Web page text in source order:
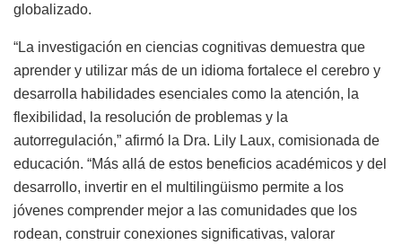
globalizado.
“La investigación en ciencias cognitivas demuestra que
aprender y utilizar más de un idioma fortalece el cerebro y
desarrolla habilidades esenciales como la atención, la
flexibilidad, la resolución de problemas y la
autorregulación,” afirmó la Dra. Lily Laux, comisionada de
educación. “Más allá de estos beneficios académicos y del
desarrollo, invertir en el multilingüismo permite a los
jóvenes comprender mejor a las comunidades que los
rodean, construir conexiones significativas, valorar